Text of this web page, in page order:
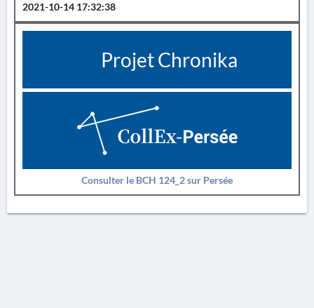
2021-10-14 17:32:38
Projet Chronika
Consulter le BCH 124_2 sur Persée